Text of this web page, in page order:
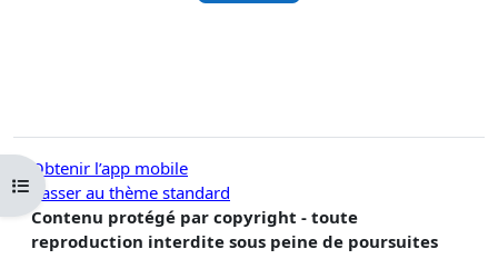
Ouvrir l’index du cours
Obtenir l’app mobile
Passer au thème standard
Contenu protégé par copyright - toute
reproduction interdite sous peine de poursuites